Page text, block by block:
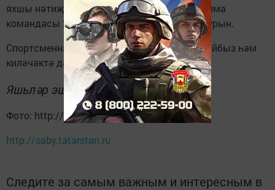
яхшы нәтиҗә күрсәтте. Хатын-кызлар җыелма
командасы 2 урынны яулады, Ир - атлар-3 урын.
Спортсменнарыбызны чын күңелдән котлыйбыз һәм
киләчәктә дә уңышлар теләп калабыз!
Яшьләр эшләре һәм спорт бүлеге
Фото: http://saby.tatarstan.ru
http://saby.tatarstan.ru
Следите за самым важным и интересным в